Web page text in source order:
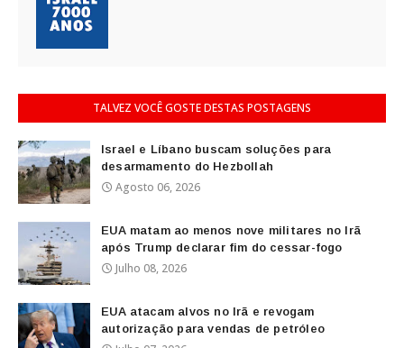
TALVEZ VOCÊ GOSTE DESTAS POSTAGENS
Israel e Líbano buscam soluções para
desarmamento do Hezbollah
Agosto 06, 2026
EUA matam ao menos nove militares no Irã
após Trump declarar fim do cessar-fogo
Julho 08, 2026
EUA atacam alvos no Irã e revogam
autorização para vendas de petróleo